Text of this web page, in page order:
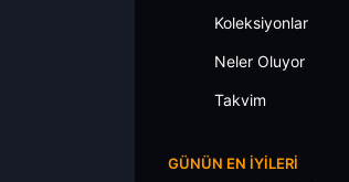
Koleksiyonlar
Neler Oluyor
Takvim
GÜNÜN EN İYILERI